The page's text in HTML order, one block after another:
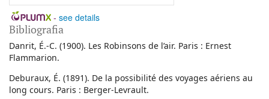
- see details
Bibliografia
Danrit, É.-C. (1900). Les Robinsons de l’air. Paris : Ernest
Flammarion.
Deburaux, É. (1891). De la possibilité des voyages aériens au
long cours. Paris : Berger-Levrault.